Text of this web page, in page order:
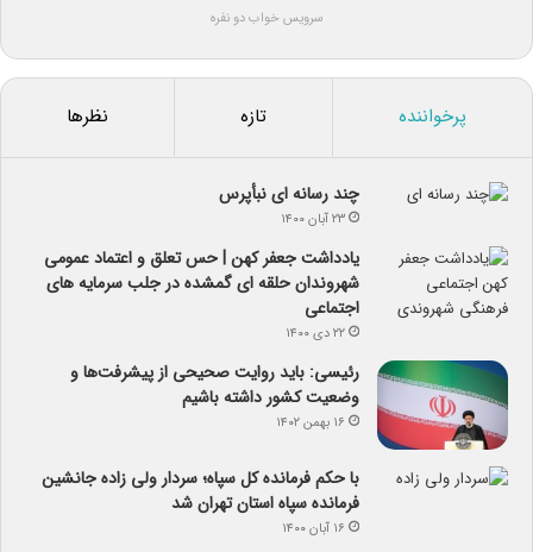
سرویس خواب دو نفره
پرخواننده تازه نظرها
چند رسانه ای نبأپرس
۲۳ آبان ۱۴۰۰
یادداشت جعفر کهن | حس تعلق و اعتماد عمومی
شهروندان حلقه ای گمشده در جلب سرمایه های
اجتماعی
۲۲ دی ۱۴۰۰
رئیسی: باید روایت صحیحی از پیشرفت‌ها و
وضعیت کشور داشته باشیم
۱۶ بهمن ۱۴۰۲
با حکم فرمانده کل سپاه؛ سردار ولی زاده جانشین
فرمانده سپاه استان تهران شد
۱۶ آبان ۱۴۰۰